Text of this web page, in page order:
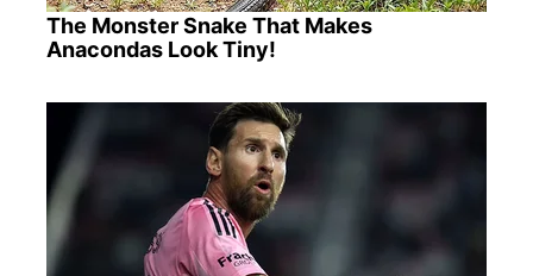
The Monster Snake That Makes
Anacondas Look Tiny!